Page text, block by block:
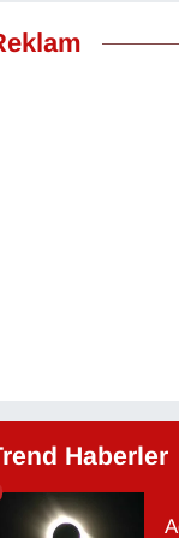
Haberler